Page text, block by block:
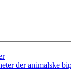
der animalske